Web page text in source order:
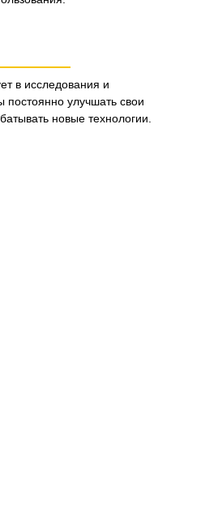
в исследования и
постоянно улучшать свои
новые технологии.